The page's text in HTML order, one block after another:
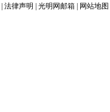
法律声明 光明网邮箱 网站地图